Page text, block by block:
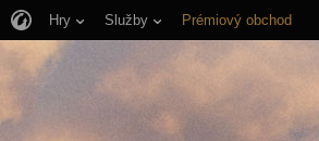
Hry Služby Prémiový obchod